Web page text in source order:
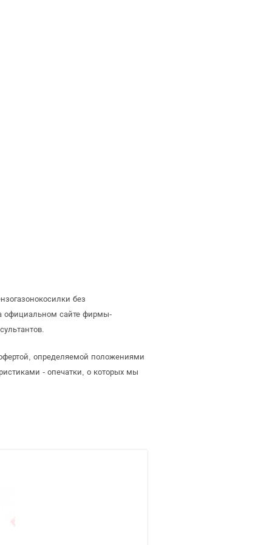
без
официальном сайте фирмы-
определяемой положениями
- опечатки, о которых мы